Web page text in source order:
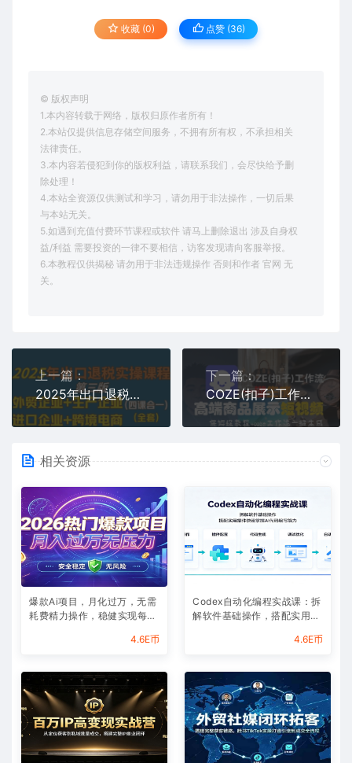
收藏 (0) 点赞 (36)
© 版权声明
1.本内容转载于网络，版权归原作者所有！
2.本站仅提供信息存储空间服务，不拥有所有权，不承担相关
法律责任。
3.本内容若侵犯到你的版权利益，请联系我们，会尽快给予删
除处理！
4.本站全资源仅供测试和学习，请勿用于非法操作，一切后果
与本站无关。
5.如遇到充值付费环节课程或软件 请马上删除退出 涉及自身权
益/利益 需要投资的一律不要相信，访客发现请向客服举报。
6.本教程仅供揭秘 请勿用于非法违规操作 否则和作者 官网 无
关。
上一篇：
2025年出口退税实操课程，外贸企业+生产企业+进口企业+跨境电商
下一篇：
COZE(扣子)工作流一键生成高端商品展示短视频，保姆级教程，零基础快速人门
相关资源
爆款Ai项目，月化过万，无需
耗费精力操作，稳健实现每月
4.6E币
Codex自动化编程实战课：拆
解软件基础操作，搭配实用插
4.6E币